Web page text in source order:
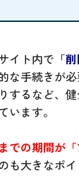
イト内で「
な手続きが
するなど、
います。
での期間が「
も大きなポイ